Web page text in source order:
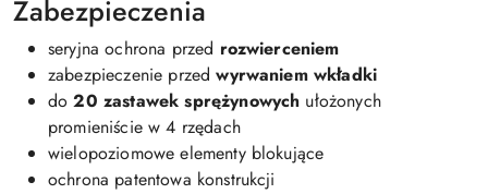
Zabezpieczenia
seryjna ochrona przed rozwierceniem
zabezpieczenie przedwyrwaniem wkładki
do20 zastawek sprężynowych ułożonych
promieniście w 4 rzędach
wielopoziomowe elementy blokujące
ochrona patentowa konstrukcji